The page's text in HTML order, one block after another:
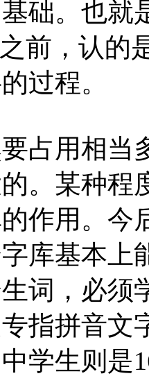
础。也就
前，认的
过程。
占用相当
。某种程
作用。今
库基本上
词，必须
指拼音文
学生则是